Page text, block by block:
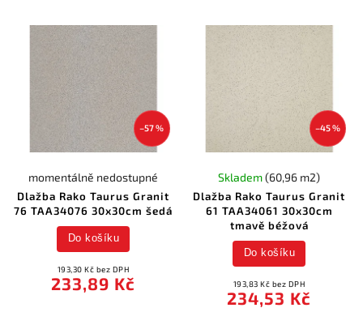
Abecedně
–57 %
Dlažba Rako Taurus Granit
76 TAA34076 30x30cm šedá
momentálně nedostupné
193,30 Kč bez DPH
233,89 Kč
Do košíku
–45 %
Dlažba Rako Taurus Granit
61 TAA34061 30x30cm
tmavě béžová
Skladem(60,96 m2)
193,83 Kč bez DPH
234,53 Kč
Do košíku